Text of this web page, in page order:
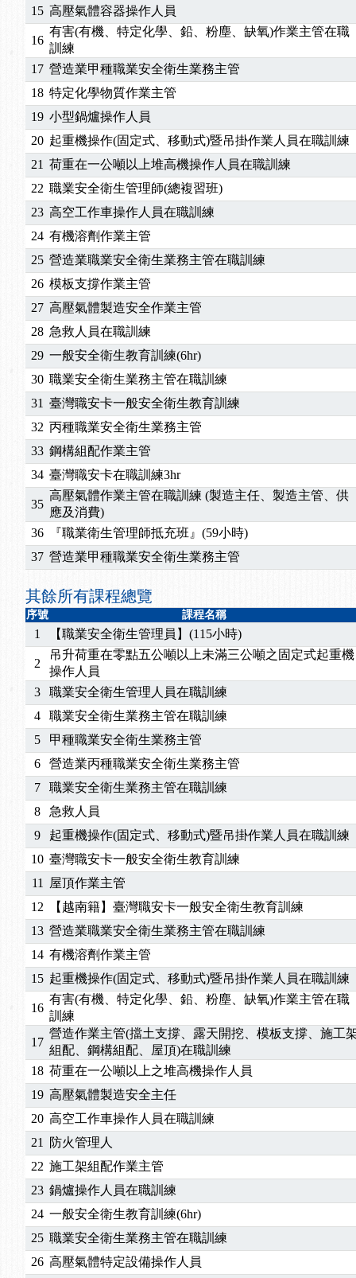
15 高壓氣體容器操作人員
16
有害(有機、特定化學、鉛、粉塵、缺氧)作業主管在職
訓練
17 營造業甲種職業安全衛生業務主管
18 特定化學物質作業主管
19 小型鍋爐操作人員
20 起重機操作(固定式、移動式)暨吊掛作業人員在職訓練
21 荷重在一公噸以上堆高機操作人員在職訓練
22 職業安全衛生管理師(總複習班)
23 高空工作車操作人員在職訓練
24 有機溶劑作業主管
25 營造業職業安全衛生業務主管在職訓練
26 模板支撐作業主管
27 高壓氣體製造安全作業主管
28 急救人員在職訓練
29 一般安全衛生教育訓練(6hr)
30 職業安全衛生業務主管在職訓練
31 臺灣職安卡一般安全衛生教育訓練
32 丙種職業安全衛生業務主管
33 鋼構組配作業主管
34 臺灣職安卡在職訓練3hr
35
高壓氣體作業主管在職訓練 (製造主任、製造主管、供
應及消費)
36
『職業衛生管理師抵充班』(59小時)
37 營造業甲種職業安全衛生業務主管
其餘所有課程總覽
序號 課程名稱
1 【職業安全衛生管理員】(115小時)
2
吊升荷重在零點五公噸以上未滿三公噸之固定式起重機
操作人員
3
職業安全衛生管理人員在職訓練
4
職業安全衛生業務主管在職訓練
5
甲種職業安全衛生業務主管
6
營造業丙種職業安全衛生業務主管
7
職業安全衛生業務主管在職訓練
8
急救人員
9
起重機操作(固定式、移動式)暨吊掛作業人員在職訓練
10 臺灣職安卡一般安全衛生教育訓練
11
屋頂作業主管
12
【越南籍】臺灣職安卡一般安全衛生教育訓練
13 營造業職業安全衛生業務主管在職訓練
14 有機溶劑作業主管
15 起重機操作(固定式、移動式)暨吊掛作業人員在職訓練
16
有害(有機、特定化學、鉛、粉塵、缺氧)作業主管在職
訓練
17
營造作業主管(擋土支撐、露天開挖、模板支撐、施工
組配、鋼構組配、屋頂)在職訓練
18 荷重在一公噸以上之堆高機操作人員
19 高壓氣體製造安全主任
20 高空工作車操作人員在職訓練
21
防火管理人
22 施工架組配作業主管
23 鍋爐操作人員在職訓練
24 一般安全衛生教育訓練(6hr)
25 職業安全衛生業務主管在職訓練
26 高壓氣體特定設備操作人員